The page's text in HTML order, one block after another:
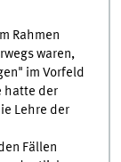
Rahmen
waren,
im Vorfeld
hatte der
Lehre der
Fällen